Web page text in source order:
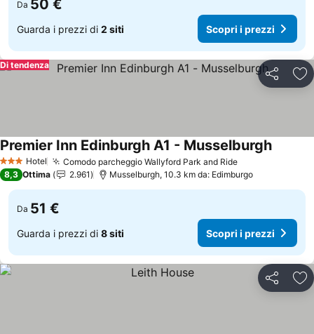
Da 50 €
Guarda i prezzi di 2 siti Scopri i prezzi
Condividi
Di tendenza
3 StelleHotel Comodo parcheggio Wallyford Park and RideScopri i prezzi
Premier Inn Edinburgh A1 - MusselburghScopri
8,3 Ottima 2.961 Musselburgh, 10.3 km da: Edimburgo
Da 51 €
Guarda i prezzi di 8 siti Scopri i prezzi
Condividi